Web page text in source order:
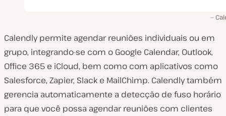
Calendly permite agendar reuniões individuais ou em
grupo, integrando-se com o Google Calendar, Outlook,
Office 365 e iCloud, bem como com aplicativos como
Salesforce, Zapier, Slack e MailChimp. Calendly também
gerencia automaticamente a detecção de fuso horário
para que você possa agendar reuniões com clientes